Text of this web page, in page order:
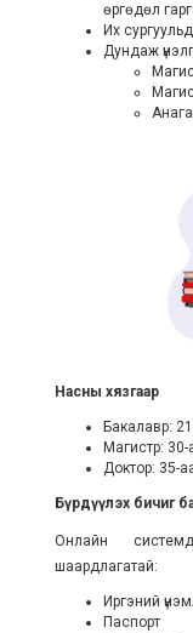
өргөдөл
Их
Дундаж
Насны хязгаар
Бакалавр:
Магистр:
Доктор: 35-
Бүрдүүлэх бичиг
Онлайн
шаардлагатай:
Иргэний
Паспорт